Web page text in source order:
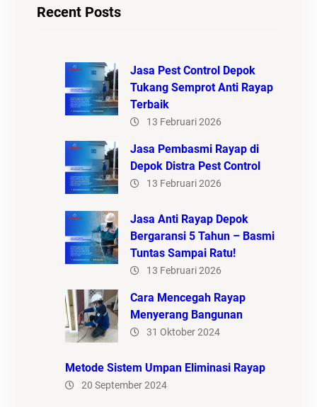
Recent Posts
Jasa Pest Control Depok
Tukang Semprot Anti Rayap
Terbaik
13 Februari 2026
Jasa Pembasmi Rayap di
Depok Distra Pest Control
13 Februari 2026
Jasa Anti Rayap Depok
Bergaransi 5 Tahun – Basmi
Tuntas Sampai Ratu!
13 Februari 2026
Cara Mencegah Rayap
Menyerang Bangunan
31 Oktober 2024
Metode Sistem Umpan Eliminasi Rayap
20 September 2024